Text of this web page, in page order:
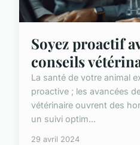
Soyez proactif
conseils
La santé de votre animal
proactive ; les avancées
vétérinaire ouvrent des
un suivi optim...
29 avril 2024